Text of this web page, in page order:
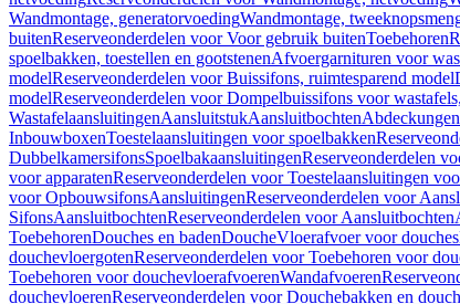
Wandmontage, generatorvoedingWandmontage,
buitenReserveonderdelen voor Voor gebruik buitenToebehoren
spoelbakken, toestellen en gootstenenAfvoergarnituren voor
modelReserveonderdelen voor Buissifons, ruimtesparend model
modelReserveonderdelen voor Dompelbuissifons voor
WastafelaansluitingenAansluitstukAansluitbochtenAbdeckungen
InbouwboxenToestelaansluitingen voor spoelbakken
DubbelkamersifonsSpoelbakaansluitingenReserveonderdelen
voor apparatenReserveonderdelen voor Toestelaansluitingen
voor OpbouwsifonsAansluitingenReserveonderdelen voor
SifonsAansluitbochtenReserveonderdelen voor Aansluitbochten
ToebehorenDouches en badenDoucheVloerafvoer voor douches
douchevloergotenReserveonderdelen voor Toebehoren voor
Toebehoren voor douchevloerafvoerenWandafvoeren
douchevloerenReserveonderdelen voor Douchebakken en